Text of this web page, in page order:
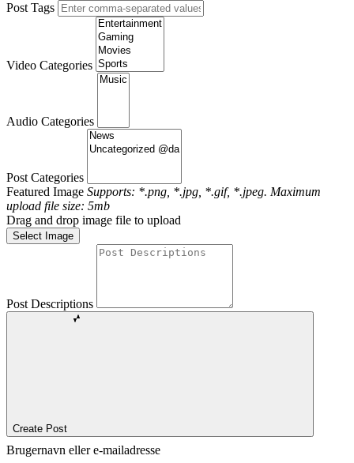
Post Tags
Video Categories
Audio Categories
Post Categories
Featured Image Supports: *.png, *.jpg, *.gif, *.jpeg. Maximum
upload file size: 5mb
Drag and drop image file to upload
Select Image
Post Descriptions
Create Post
Brugernavn eller e-mailadresse